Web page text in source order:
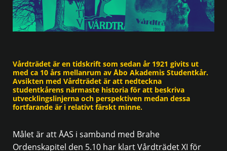
Vårdträdet är en tidskrift som sedan år 1921 givits ut
med ca 10 års mellanrum av Åbo Akademis Studentkår.
Avsikten med Vårdträdet är att nedteckna
studentkårens närmaste historia för att beskriva
utvecklingslinjerna och perspektiven medan dessa
fortfarande är i relativt färskt minne.
Målet är att ÅAS i samband med Brahe
Ordenskapitel den 5.10 har klart Vårdträdet XI för